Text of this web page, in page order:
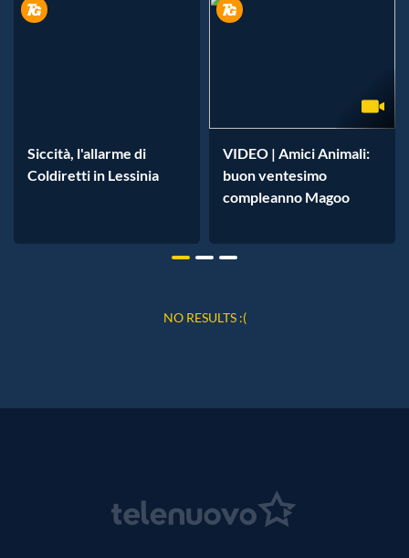
Siccità, l'allarme di
Coldiretti in Lessinia
VIDEO | Amici Animali:
buon ventesimo
compleanno Magoo
NO RESULTS :(